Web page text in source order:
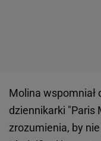
Molina wspomniał
dziennikarki "Paris
zrozumienia, by